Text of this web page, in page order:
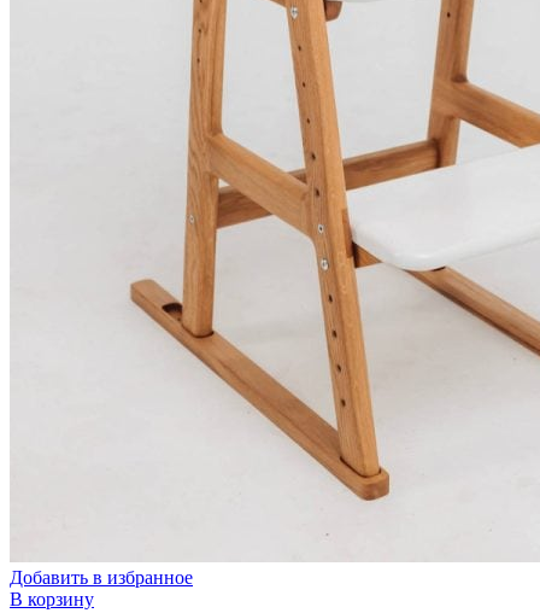
Добавить в избранное
В корзину